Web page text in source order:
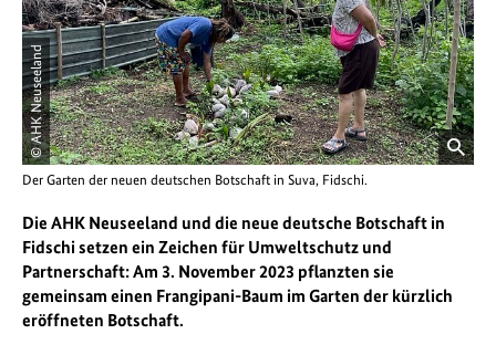
öffnet
in
einer
vergrößerten
Darstellung
© AHK Neuseeland
Der Garten der neuen deutschen Botschaft in Suva, Fidschi.
Die AHK Neuseeland und die neue deutsche Botschaft in
Fidschi setzen ein Zeichen für Umweltschutz und
Partnerschaft: Am 3. November 2023 pflanzten sie
gemeinsam einen Frangipani-Baum im Garten der kürzlich
eröffneten Botschaft.